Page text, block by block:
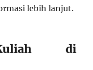
lebih lanjut.
di